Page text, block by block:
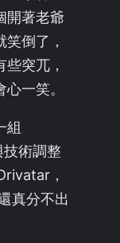
開著老爺
倒了，
突兀，
一笑。
組
術調整
，
真分不出